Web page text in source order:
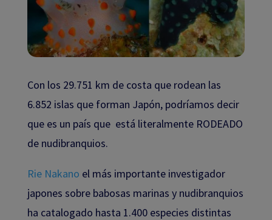
Con los 29.751 km de costa que rodean las
6.852 islas que forman Japón, podríamos decir
que es un país que está literalmente RODEADO
de nudibranquios.
Rie Nakano el más importante investigador
japones sobre babosas marinas y nudibranquios
ha catalogado hasta 1.400 especies distintas